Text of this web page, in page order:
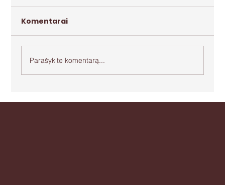
Apie agresiją ir bejėgystę
Komentarai
Parašykite komentarą...